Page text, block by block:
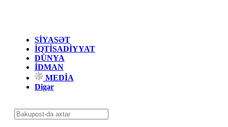
SİYASƏT
İQTİSADİYYAT
DÜNYA
İDMAN
MEDİA
Digər